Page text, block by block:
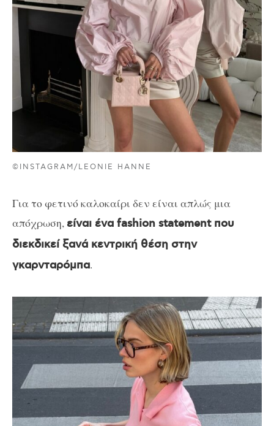
©INSTAGRAM/LEONIE HANNE
Για το φετινό καλοκαίρι δεν είναι απλώς μια
απόχρωση, είναι ένα fashion statement που
διεκδικεί ξανά κεντρική θέση στην
γκαρνταρόμπα.